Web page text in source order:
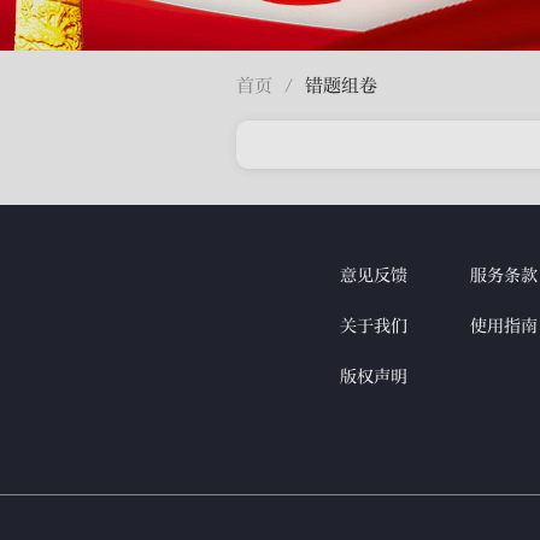
首页 / 错题组卷
意见反馈
关于我们
版权声明
服务条款
使用指南